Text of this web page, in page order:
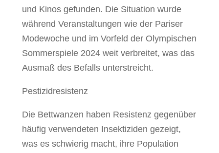
und Kinos gefunden. Die Situation wurde
während Veranstaltungen wie der Pariser
Modewoche und im Vorfeld der Olympischen
Sommerspiele 2024 weit verbreitet, was das
Ausmaß des Befalls unterstreicht.
Pestizidresistenz
Die Bettwanzen haben Resistenz gegenüber
häufig verwendeten Insektiziden gezeigt,
was es schwierig macht, ihre Population